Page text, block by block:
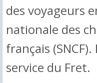
des voyageurs
nationale des
français
service du Fret.